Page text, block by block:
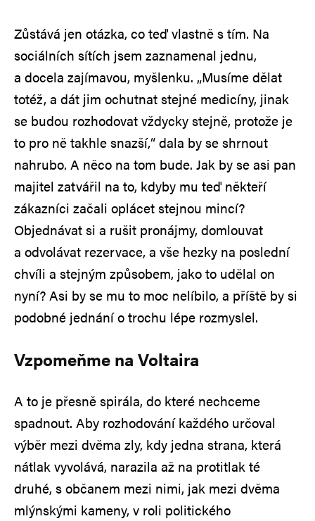
Zůstává jen otázka, co teď vlastně s tím. Na
sociálních sítích jsem zaznamenal jednu,
a docela zajímavou, myšlenku. „Musíme dělat
totéž, a dát jim ochutnat stejné medicíny, jinak
se budou rozhodovat vždycky stejně, protože je
to pro ně takhle snazší,“ dala by se shrnout
nahrubo. A něco na tom bude. Jak by se asi pan
majitel zatvářil na to, kdyby mu teď někteří
zákazníci začali oplácet stejnou mincí?
Objednávat si a rušit pronájmy, domlouvat
a odvolávat rezervace, a vše hezky na poslední
chvíli a stejným způsobem, jako to udělal on
nyní? Asi by se mu to moc nelíbilo, a příště by si
podobné jednání o trochu lépe rozmyslel.
Vzpomeňme na Voltaira
A to je přesně spirála, do které nechceme
spadnout. Aby rozhodování každého určoval
výběr mezi dvěma zly, kdy jedna strana, která
nátlak vyvolává, narazila až na protitlak té
druhé, s občanem mezi nimi, jak mezi dvěma
mlýnskými kameny, v roli politického